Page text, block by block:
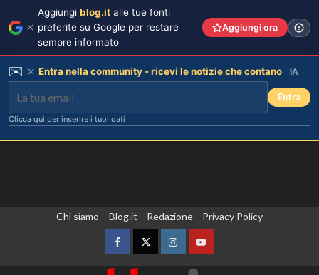
Chi siamo – Blog.it Redazione Privacy Policy
FacebookTwitterInstagramYouTube
Aggiungi blog.it alle tue fonti
preferite su Google per restare
sempre informato
Aggiungi ora
✉️ Entra nella community - ricevi le notizie che contano IA
Entra
Clicca qui per inserire i tuoi dati